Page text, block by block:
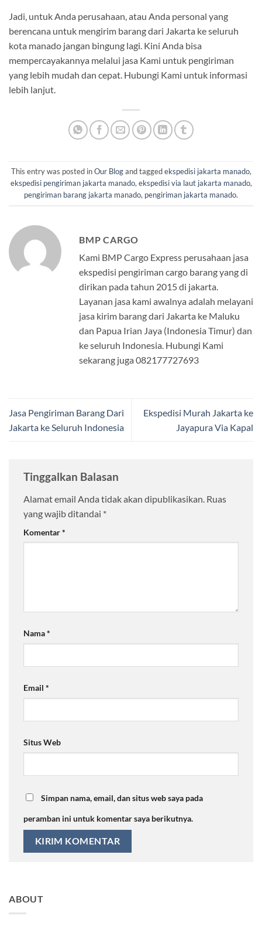
Jadi, untuk Anda perusahaan, atau Anda personal yang
berencana untuk mengirim barang dari Jakarta ke seluruh
kota manado jangan bingung lagi. Kini Anda bisa
mempercayakannya melalui jasa Kami untuk pengiriman
yang lebih mudah dan cepat. Hubungi Kami untuk informasi
lebih lanjut.
This entry was posted inOur Blogand taggedekspedisi jakarta manado,
ekspedisi pengiriman jakarta manado,ekspedisi via laut jakarta manado,
pengiriman barang jakarta manado, pengiriman jakarta manado.
BMP CARGO
Kami BMP Cargo Express perusahaan jasa
ekspedisi pengiriman cargo barang yang di
dirikan pada tahun 2015 di jakarta.
Layanan jasa kami awalnya adalah melayani
jasa kirim barang dari Jakarta ke Maluku
dan Papua Irian Jaya (Indonesia Timur) dan
ke seluruh Indonesia. Hubungi Kami
sekarang juga 082177727693
Jasa Pengiriman Barang Dari
Jakarta ke Seluruh Indonesia
Ekspedisi Murah Jakarta ke
Jayapura Via Kapal
Tinggalkan Balasan
Alamat email Anda tidak akan dipublikasikan. Ruas
yang wajib ditandai *
Komentar*
Nama*
Email *
Situs Web
Simpan nama, email, dan situs web saya pada
peramban ini untuk komentar saya berikutnya.
ABOUT